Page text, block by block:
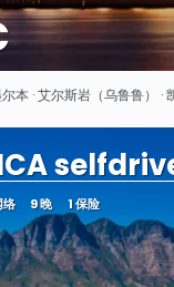
看到
本 · 艾尔斯岩（乌鲁鲁） ·
络 9 晚 1 保险